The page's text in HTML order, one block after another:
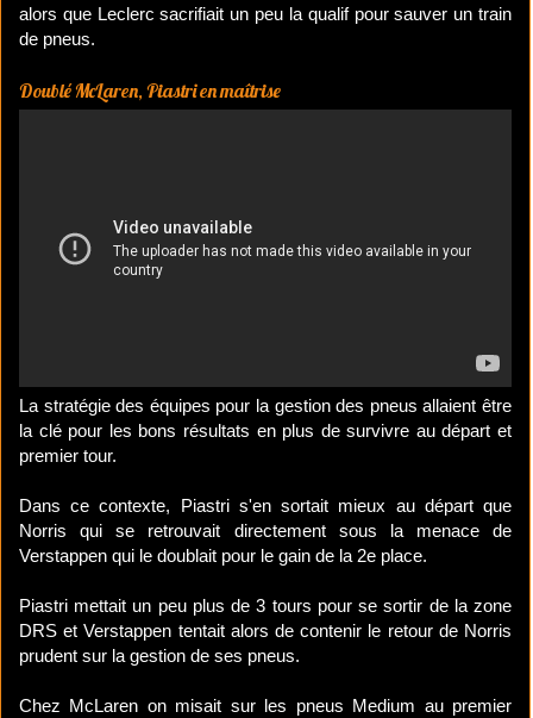
alors que Leclerc sacrifiait un peu la qualif pour sauver un train
de pneus.
Doublé McLaren, Piastri en maîtrise
La stratégie des équipes pour la gestion des pneus allaient être
la clé pour les bons résultats en plus de survivre au départ et
premier tour.
Dans ce contexte, Piastri s'en sortait mieux au départ que
Norris qui se retrouvait directement sous la menace de
Verstappen qui le doublait pour le gain de la 2e place.
Piastri mettait un peu plus de 3 tours pour se sortir de la zone
DRS et Verstappen tentait alors de contenir le retour de Norris
prudent sur la gestion de ses pneus.
Chez McLaren on misait sur les pneus Medium au premier